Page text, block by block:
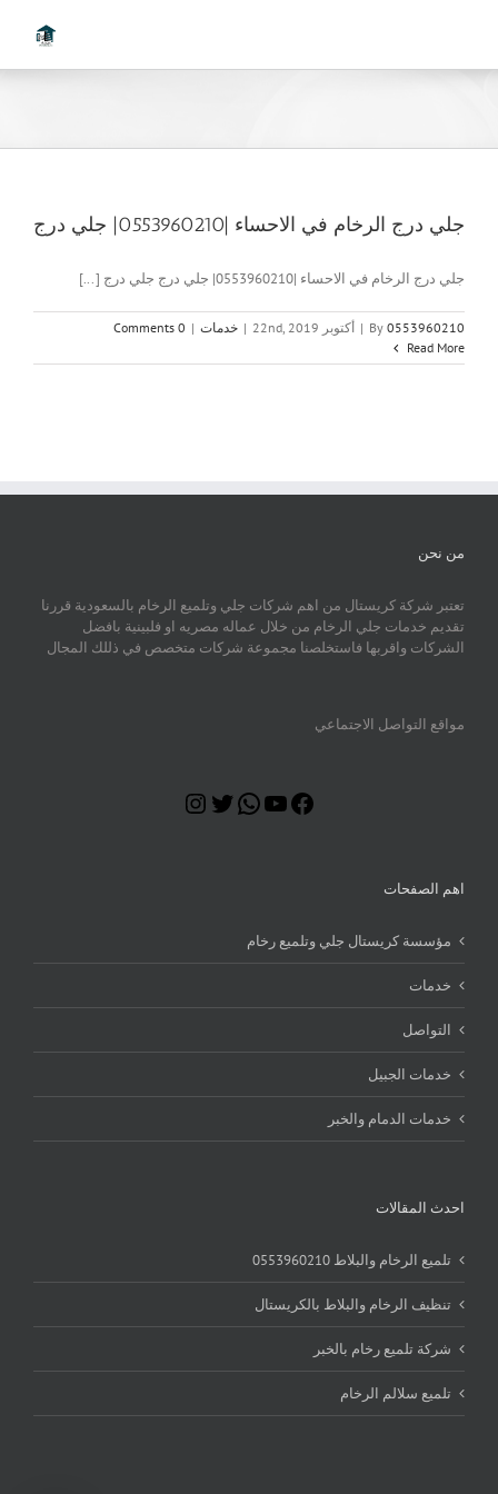
جلي درج الرخام في الاحساء |0553960210| جلي درج
جلي درج الرخام في الاحساء |0553960210| جلي درج جلي درج [...]
By 0553960210
| أكتوبر 22nd, 2019 | خدمات |
0 Comments
Read More
من نحن
تعتبر شركة كريستال من اهم شركات جلي وتلميع الرخام بالسعودية قررنا
تقديم خدمات جلي الرخام من خلال عماله مصريه او فلبينية بافضل
الشركات واقربها فاستخلصنا مجموعة شركات متخصص في ذللك المجال
مواقع التواصل الاجتماعي
Facebook
YouTube
WhatsApp
Twitter
اهم الصفحات
مؤسسة كريستال جلي وتلميع رخام
خدمات
التواصل
خدمات الجبيل
خدمات الدمام والخبر
احدث المقالات
تلميع الرخام والبلاط 0553960210
تنظيف الرخام والبلاط بالكريستال
شركة تلميع رخام بالخبر
تلميع سلالم الرخام